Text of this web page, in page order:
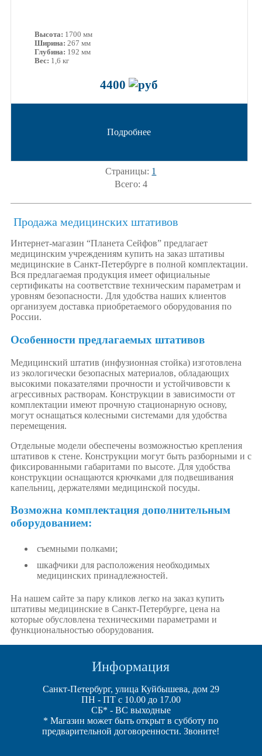
Высота: 1700 мм
Ширина: 267 мм
Глубина: 192 мм
Вес: 1,6 кг
4400
Подробнее
Страницы: 1
Всего: 4
Продажа медицинских штативов
Интернет-магазин “Планета Сейфов” предлагает
медицинским учреждениям купить на заказ штативы
медицинские в Санкт-Петербурге в полной комплектации.
Вся предлагаемая продукция имеет официальные
сертификаты на соответствие техническим параметрам и
уровням безопасности. Для удобства наших клиентов
организуем доставка приобретаемого оборудования по
России.
Особенности предлагаемых штативов
Медицинский штатив (инфузионная стойка) изготовлена
из экологически безопасных материалов, обладающих
высокими показателями прочности и устойчивовсти к
агрессивных растворам. Конструкции в зависимости от
комплектации имеют прочную стационарную основу,
могут оснащаться колесными системами для удобства
перемещения.
Отдельные модели обеспечены возможностью крепления
штативов к стене. Конструкции могут быть разборными и с
фиксированными габаритами по высоте. Для удобства
конструкции оснащаются крючками для подвешивания
капельниц, держателями медицинской посуды.
Возможна комплектация дополнительным
оборудованием:
съемными полками;
шкафчики для расположения необходимых
медицинских принадлежностей.
На нашем сайте за пару кликов легко на заказ купить
штативы медицинские в Санкт-Петербурге, цена на
которые обусловлена техническими параметрами и
функциональностью оборудования.
Информация
Санкт-Петербург, улица Куйбышева, дом 29
ПН - ПТ с 10.00 до 17.00
СБ* - ВС выходные
* Магазин может быть открыт в субботу по
предварительной договоренности. Звоните!